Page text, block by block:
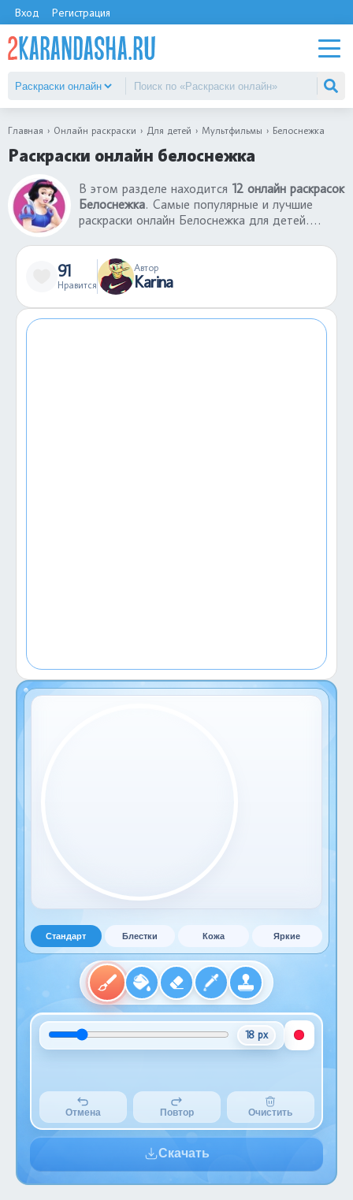
Вход Регистрация
Главная Онлайн раскраски Для детей Мультфильмы Белоснежка
Раскраски онлайн белоснежка
В этом разделе находится 12 онлайн раскрасок
Белоснежка. Самые популярные и лучшие
раскраски онлайн Белоснежка для детей.
раскраски онлайн Белоснежка без ограничений.
Для такой онлайн игры требуется только
фантазия и время. В раскраски онлайн
Белоснежка можно играть на телефон или
Стандарт Блестки Кожа Яркие
18 px
Отмена Повтор Очистить
Скачать
91
Нравится
Автор
Karina